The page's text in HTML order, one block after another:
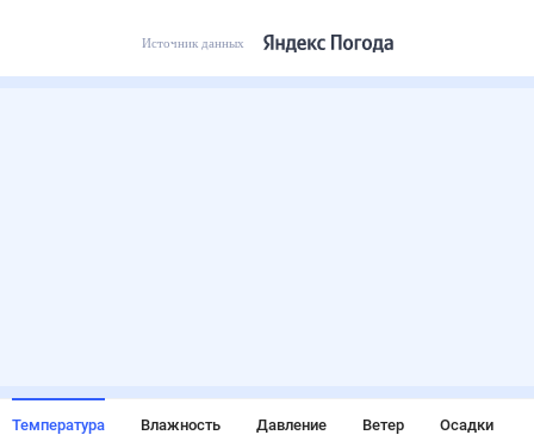
Источник данных
Температура Влажность Давление Ветер Осадки